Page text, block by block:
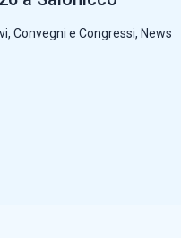
, Convegni e Congressi, News